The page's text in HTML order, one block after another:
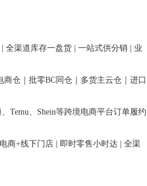
全渠道库存一盘货 | 一站式供分销 | 业
商仓｜批零BC同仓｜多货主云仓｜进口
Temu、Shein等跨境电商平台订单履约
商+线下门店 | 即时零售小时达 | 全渠